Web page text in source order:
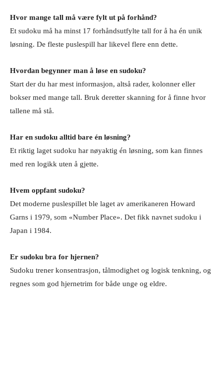
Hvor mange tall må være fylt ut på forhånd?
Et sudoku må ha minst 17 forhåndsutfylte tall for å ha én unik
løsning. De fleste puslespill har likevel flere enn dette.
Hvordan begynner man å løse en sudoku?
Start der du har mest informasjon, altså rader, kolonner eller
bokser med mange tall. Bruk deretter skanning for å finne hvor
tallene må stå.
Har en sudoku alltid bare én løsning?
Et riktig laget sudoku har nøyaktig én løsning, som kan finnes
med ren logikk uten å gjette.
Hvem oppfant sudoku?
Det moderne puslespillet ble laget av amerikaneren Howard
Garns i 1979, som «Number Place». Det fikk navnet sudoku i
Japan i 1984.
Er sudoku bra for hjernen?
Sudoku trener konsentrasjon, tålmodighet og logisk tenkning, og
regnes som god hjernetrim for både unge og eldre.